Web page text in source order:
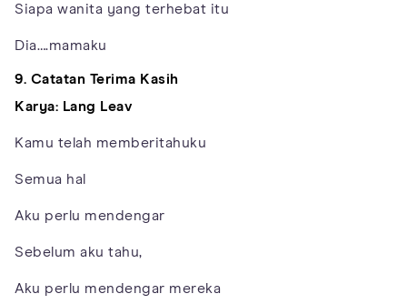
Siapa wanita yang terhebat itu
Dia….mamaku
9. Catatan Terima Kasih
Karya: Lang Leav
Kamu telah memberitahuku
Semua hal
Aku perlu mendengar
Sebelum aku tahu,
Aku perlu mendengar mereka